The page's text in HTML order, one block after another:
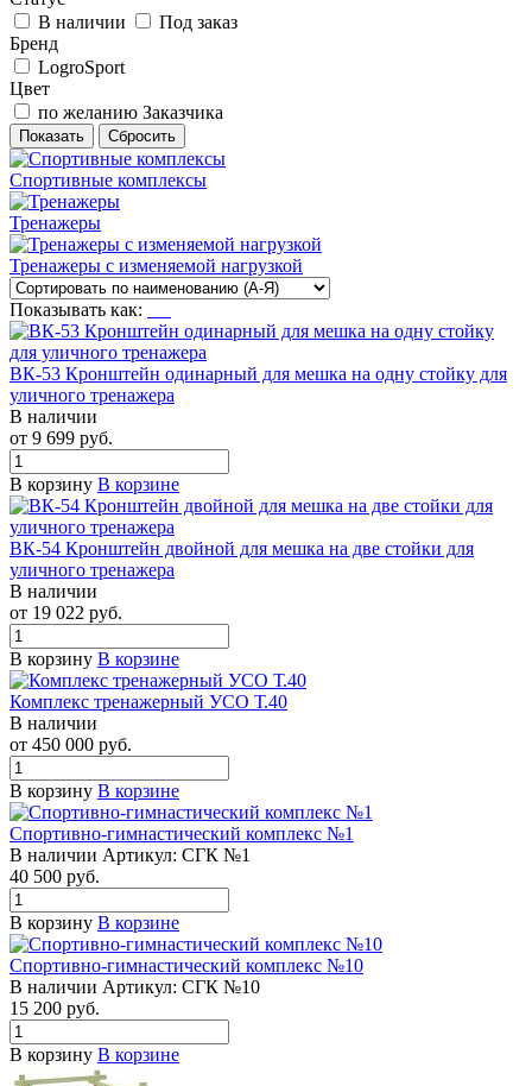
В наличии
Под заказ
Бренд
LogroSport
Цвет
по желанию Заказчика
Спортивные комплексы
Тренажеры
Тренажеры с изменяемой нагрузкой
Показывать как:
ВК-53 Кронштейн одинарный для мешка на одну стойку для
уличного тренажера
В наличии
от 9 699 руб.
В корзину В корзине
ВК-54 Кронштейн двойной для мешка на две стойки для
уличного тренажера
В наличии
от 19 022 руб.
В корзину В корзине
Комплекс тренажерный УСО Т.40
В наличии
от 450 000 руб.
В корзину В корзине
Спортивно-гимнастический комплекс №1
В наличии Артикул: СГК №1
40 500 руб.
В корзину В корзине
Спортивно-гимнастический комплекс №10
В наличии Артикул: СГК №10
15 200 руб.
В корзину В корзине